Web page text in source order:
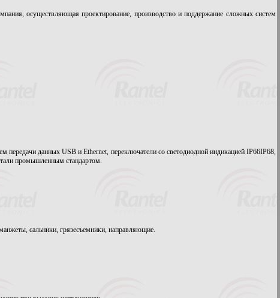
осуществляющая проектирование, производство и поддержание сложных систем
данных USB и Ethernet, переключатели со светодиодной индикацией IP66­IP68,
промышленным стандартом.
сальники, грязесъемники, направляющие.